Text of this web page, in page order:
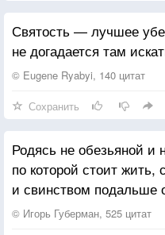
Профиль ночной
Люди делятся на два
Сумасшедшие сверчки
Или израненные
В глубоком вдохе
Его ночи весят как
***
Молоко, пролитое из
Как будто что-то
Мир - большой
Святость — лучшее
не догадается там
© Eugene Ryabyi, 140 цитат
Сохранить
Родясь не обезьяной и
по которой стоит
и свинством подальше
© Игорь Губерман, 525 цитат